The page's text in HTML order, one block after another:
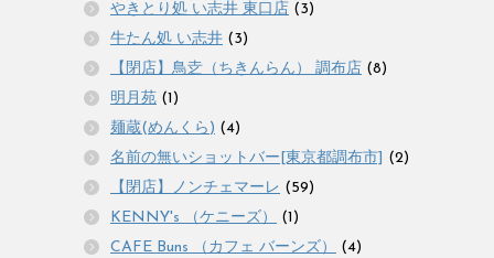
やきとり処 い志井 東口店 (3)
牛たん処 い志井 (3)
【閉店】鳥赱（ちきんらん） 調布店 (8)
明月苑 (1)
麺蔵(めんくら) (4)
名前の無いショットバー[東京都調布市]
(2)
【閉店】ノンチェマーレ (59)
KENNY's （ケニーズ）
(1)
CAFE Buns （カフェ バーンズ）
(4)